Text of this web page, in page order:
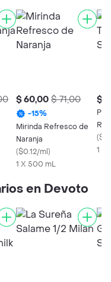
$ 60,00 $ 71,00
-15%
Mirinda Refresco de
Naranja
($0.12/ml)
1 X 500 mL
$
(
1 X
en Devoto